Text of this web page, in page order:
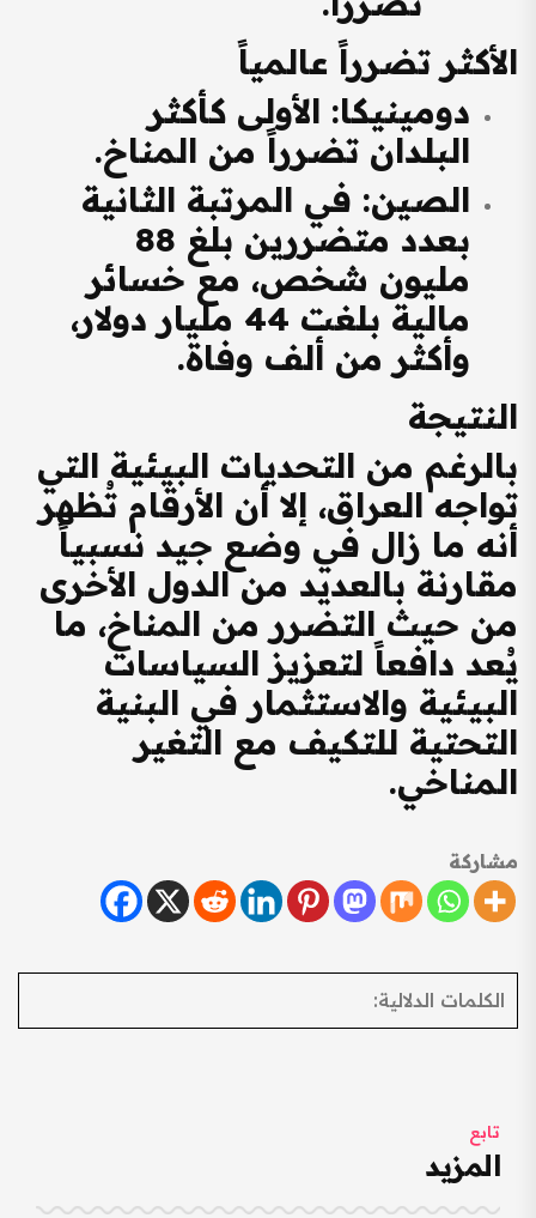
الأكثر تضرراً عالمياً
دومينيكا: الأولى كأكثر
البلدان تضرراً من المناخ.
الصين: في المرتبة الثانية
بعدد متضررين بلغ 88
مليون شخص، مع خسائر
مالية بلغت 44 مليار دولار،
وأكثر من ألف وفاة.
النتيجة
بالرغم من التحديات البيئية التي
تواجه العراق، إلا أن الأرقام تُظهر
أنه ما زال في وضع جيد نسبياً
مقارنة بالعديد من الدول الأخرى
من حيث التضرر من المناخ، ما
يُعد دافعاً لتعزيز السياسات
البيئية والاستثمار في البنية
التحتية للتكيف مع التغير
المناخي.
مشاركة
الكلمات الدلالية:
تابع
المزيد